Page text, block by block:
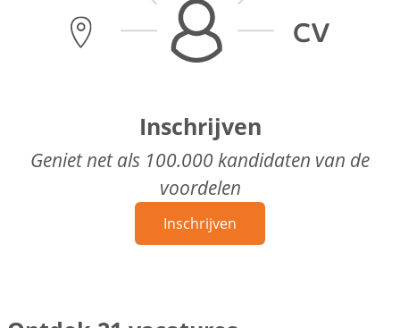
Inschrijven
Geniet net als 100.000 kandidaten van de
voordelen
Inschrijven